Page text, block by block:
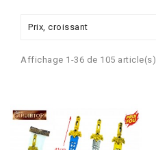
Prix, croissant
Affichage 1-36 de 105 article(s)